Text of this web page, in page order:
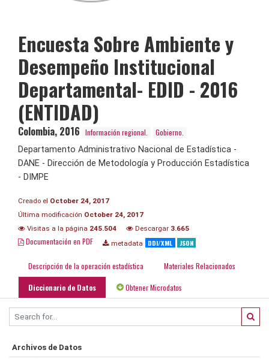
Encuesta Sobre Ambiente y
Desempeño Institucional
Departamental- EDID - 2016
(ENTIDAD)
Colombia, 2016 Información regional.
Gobierno.
Departamento Administrativo Nacional de Estadística -
DANE - Dirección de Metodología y Producción Estadística
- DIMPE
Creado el October 24, 2017
Última modificación October 24, 2017
Visitas a la página 245.504 Descargar 3.665
Documentación en PDF metadata DDI/XML JSON
Descripción de la operación estadística Materiales Relacionados
Diccionario de Datos Obtener Microdatos
Archivos de Datos